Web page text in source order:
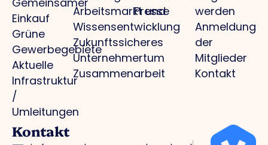
Einkauf
Grüne
Gewerbegebiete
Aktuelle
Infrastruktur
/
Umleitungen
Arbeitsmarkt und
Wissensentwicklung
Zukunftssicheres
Unternehmertum
Zusammenarbeit
Presse
werden
Anmeldung
der
Mitglieder
Kontakt
Kontakt